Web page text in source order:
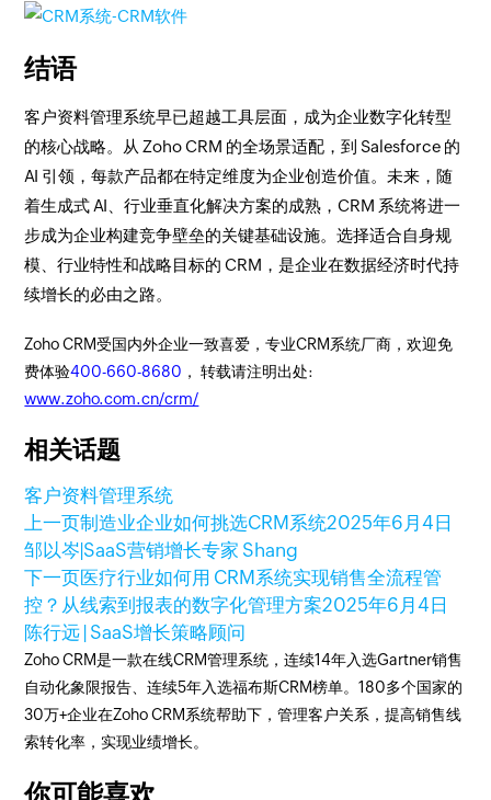
结语
客户资料管理系统早已超越工具层面，成为企业数字化转型
的核心战略。从 Zoho CRM 的全场景适配，到 Salesforce 的
AI 引领，每款产品都在特定维度为企业创造价值。未来，随
着生成式 AI、行业垂直化解决方案的成熟，CRM 系统将进一
步成为企业构建竞争壁垒的关键基础设施。选择适合自身规
模、行业特性和战略目标的 CRM，是企业在数据经济时代持
续增长的必由之路。
Zoho CRM受国内外企业一致喜爱，专业CRM系统厂商，欢迎免
费体验400-660-8680 ， 转载请注明出处:
www.zoho.com.cn/crm/
相关话题
客户资料管理系统
上一页制造业企业如何挑选CRM系统2025年6月4日
邹以岑|SaaS营销增长专家 Shang
下一页医疗行业如何用 CRM系统实现销售全流程管
控？从线索到报表的数字化管理方案2025年6月4日
陈行远 | SaaS增长策略顾问
Zoho CRM是一款在线CRM管理系统，连续14年入选Gartner销售
自动化象限报告、连续5年入选福布斯CRM榜单。180多个国家的
30万+企业在Zoho CRM系统帮助下，管理客户关系，提高销售线
索转化率，实现业绩增长。
你可能喜欢